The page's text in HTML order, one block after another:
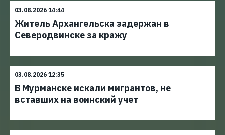
03.08.2026 14:44
Житель Архангельска задержан в
Северодвинске за кражу
03.08.2026 12:35
В Мурманске искали мигрантов, не
вставших на воинский учет